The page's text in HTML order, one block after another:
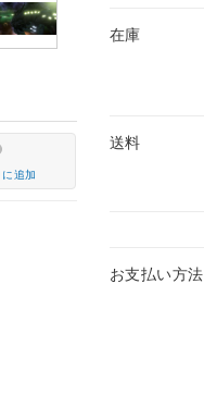
在庫
送料
お支払い方法
追加